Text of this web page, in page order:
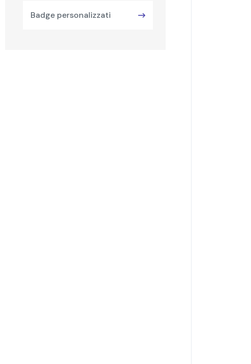
Badge personalizzati